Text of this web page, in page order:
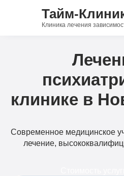
Тайм-
Клиника лечения
клинике в
Современное медицинское
лечение,